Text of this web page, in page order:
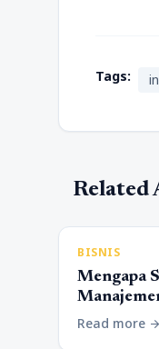
Tags:
Related
BISNIS
Mengapa
Read more arrow_forward